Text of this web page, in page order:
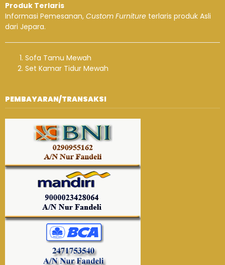
Produk Terlaris
Informasi Pemesanan, Custom Furniture terlaris produk Asli
dari Jepara.
Sofa Tamu Mewah
Set Kamar Tidur Mewah
PEMBAYARAN/TRANSAKSI